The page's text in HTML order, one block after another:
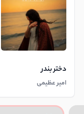
دختر بندر
امیر عظیمی